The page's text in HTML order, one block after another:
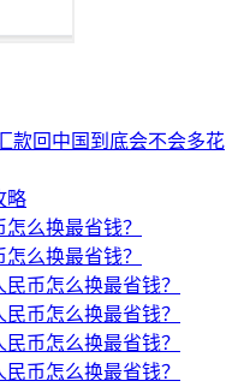
款回中国到底会不会多花
略
么换最省钱？
么换最省钱？
币怎么换最省钱？
币怎么换最省钱？
币怎么换最省钱？
币怎么换最省钱？